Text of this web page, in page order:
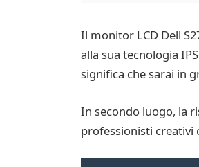
Il monitor LCD Dell
alla sua tecnologia
significa che sarai in
In secondo luogo, la
professionisti creativi